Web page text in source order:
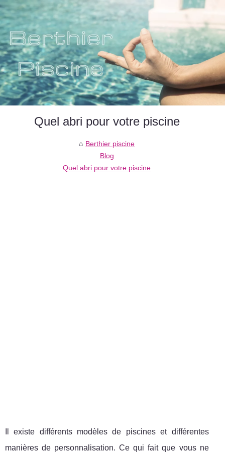
Quel abri pour votre piscine
Berthier piscine
Blog
Quel abri pour votre piscine
Il existe différents modèles de piscines et différentes
manières de personnalisation. Ce qui fait que vous ne